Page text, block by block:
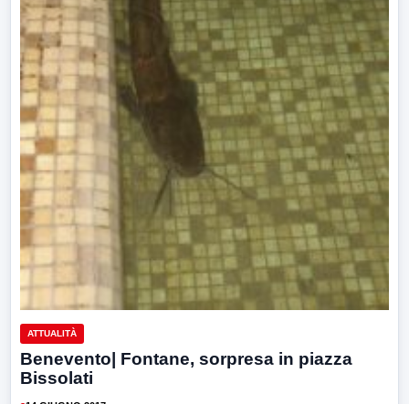
ATTUALITÀ
Benevento| Fontane, sorpresa in piazza
Bissolati